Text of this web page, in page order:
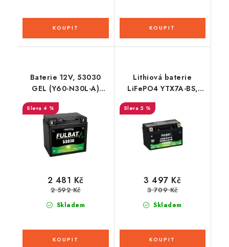
Baterie 12V, 53030
GEL (Y60-N30L-A)
30Ah, 325A,
bezúdržbová GEL
technologie
184x124x170 FULBAT
(aktivovaná ve výrobě)
4 %
Skladem
2 481 Kč
2 592 Kč
Lithiová baterie
LiFePO4 YTX7A-BS,
YTZ14S-BS FULBAT 12V,
5Ah, 300A, hmotnost
0,85 kg, 150x87x93
5 %
Skladem
3 497 Kč
3 709 Kč